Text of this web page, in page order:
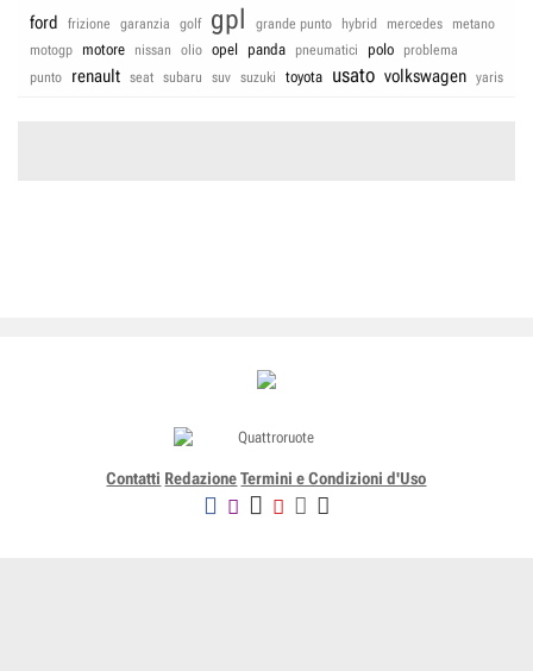
ford frizione garanzia golf gpl grande punto hybrid mercedes
metano
motogp
motore nissan olio opel panda pneumatici polo
problema
punto
renault seat subaru suv suzuki toyota usato volkswagen yaris
Contatti Redazione Termini e Condizioni d'Uso